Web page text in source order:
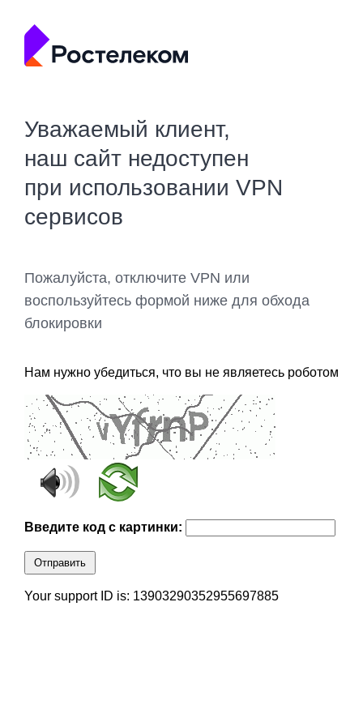
Уважаемый клиент,
наш сайт недоступен
при использовании VPN
сервисов
Пожалуйста, отключите VPN или
воспользуйтесь формой ниже для обхода
блокировки
Нам нужно убедиться, что вы не являетесь роботом
Введите код с картинки:
Отправить
Your support ID is: 13903290352955697885